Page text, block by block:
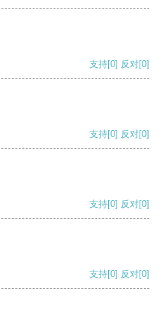
支持[0] 反对[0]
支持[0] 反对[0]
支持[0] 反对[0]
支持[0] 反对[0]